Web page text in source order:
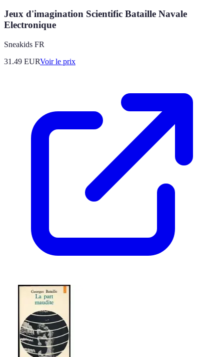
Jeux d'imagination Scientific Bataille Navale
Electronique
Sneakids FR
31.49 EURVoir le prix